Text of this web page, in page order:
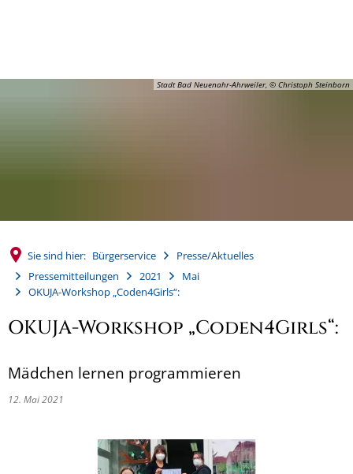
Stadt Bad Neuenahr-Ahrweiler, © Christoph Steinborn
Sie sind hier: Bürgerservice
Presse/Aktuelles
Pressemitteilungen
2021
Mai
OKUJA-Workshop „Coden4Girls“:
OKUJA-Workshop „Coden4Girls“:
Mädchen lernen programmieren
12. Mai 2021